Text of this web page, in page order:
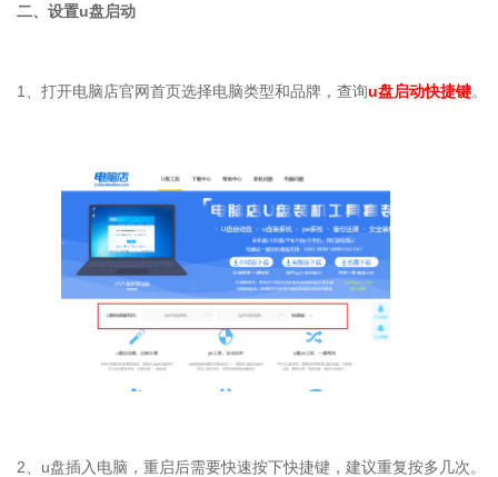
二、设置u盘启动
1 、打开电脑店官网首页选择电脑类型和品牌，查询u盘启动快捷键。
2 u盘插入电脑，重启后需要快速按下快捷键，建议重复按多几次。